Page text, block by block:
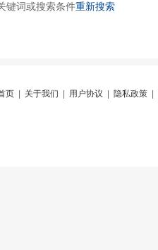
键词或搜索条件重新搜索
页 关于我们 用户协议 隐私政策